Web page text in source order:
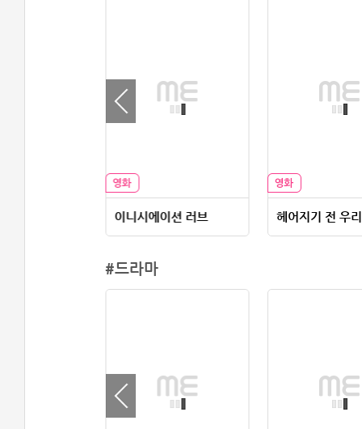
이니시에이션 러브
#드라마